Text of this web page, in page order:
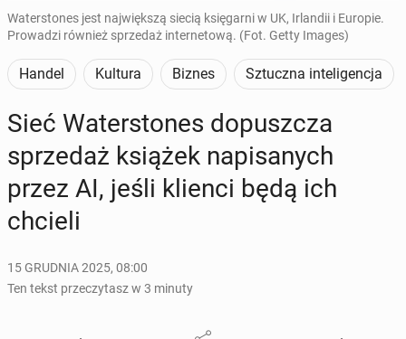
Waterstones jest największą siecią księgarni w UK, Irlandii i Europie.
Prowadzi również sprzedaż internetową. (Fot. Getty Images)
Handel Kultura Biznes Sztuczna inteligencja
Sieć Wa­ter­sto­nes do­pusz­cza
sprze­daż książek na­pi­sa­nych
przez AI, jeśli klienci będą ich
chcieli
15 GRUDNIA 2025, 08:00
Ten tekst przeczytasz w 3 minuty